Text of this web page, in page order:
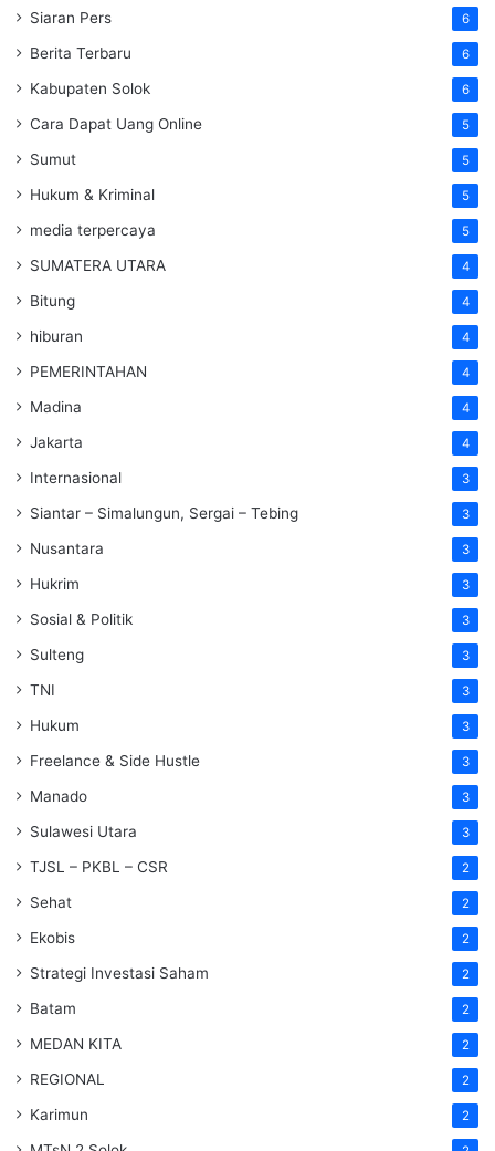
Siaran Pers 6
Berita Terbaru 6
Kabupaten Solok 6
Cara Dapat Uang Online 5
Sumut 5
Hukum & Kriminal 5
media terpercaya 5
SUMATERA UTARA 4
Bitung 4
hiburan 4
PEMERINTAHAN 4
Madina 4
Jakarta 4
Internasional 3
Siantar – Simalungun, Sergai – Tebing 3
Nusantara 3
Hukrim 3
Sosial & Politik 3
Sulteng 3
TNI 3
Hukum 3
Freelance & Side Hustle 3
Manado 3
Sulawesi Utara 3
TJSL – PKBL – CSR 2
Sehat 2
Ekobis 2
Strategi Investasi Saham 2
Batam 2
MEDAN KITA 2
REGIONAL 2
Karimun 2